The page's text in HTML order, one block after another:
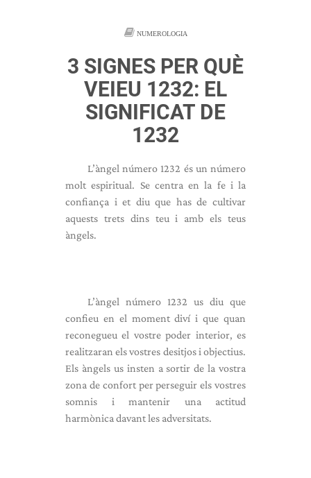
NUMEROLOGIA
3 SIGNES PER QUÈ
VEIEU 1232: EL
SIGNIFICAT DE
1232
L’àngel número 1232 és un número
molt espiritual. Se centra en la fe i la
confiança i et diu que has de cultivar
aquests trets dins teu i amb els teus
àngels.
L’àngel número 1232 us diu que
confieu en el moment diví i que quan
reconegueu el vostre poder interior, es
realitzaran els vostres desitjos i objectius.
Els àngels us insten a sortir de la vostra
zona de confort per perseguir els vostres
somnis i mantenir una actitud
harmònica davant les adversitats.